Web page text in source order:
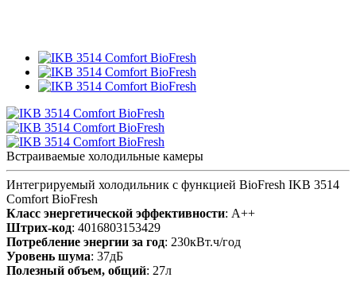
Встраиваемые холодильные камеры
Интегрируемый холодильник с функцией BioFresh IKB 3514
Comfort BioFresh
Класс энергетической эффективности: A++
Штрих-код: 4016803153429
Потребление энергии за год: 230кВт.ч/год
Уровень шума: 37дБ
Полезный объем, общий: 27л